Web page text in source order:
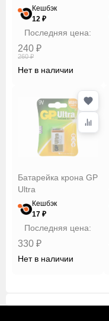
Кешбэк
12 ₽
Последняя цена:
240 ₽
260 ₽
Нет в наличии
Батарейка крона GP
Ultra
Кешбэк
17 ₽
Последняя цена:
330 ₽
Нет в наличии